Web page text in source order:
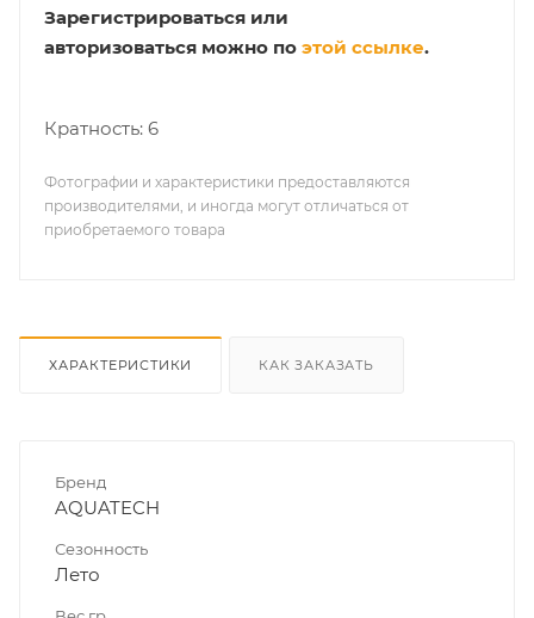
Зарегистрироваться или
авторизоваться можно по этой ссылке.
Кратность: 6
Фотографии и характеристики предоставляются
производителями, и иногда могут отличаться от
приобретаемого товара
ХАРАКТЕРИСТИКИ КАК ЗАКАЗАТЬ
Бренд
AQUATECH
Сезонность
Лето